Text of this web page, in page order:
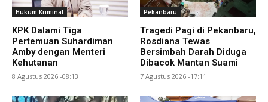
Hukum Kriminal
KPK Dalami Tiga
Pertemuan Suhardiman
Amby dengan Menteri
Kehutanan
8 Agustus 2026 -08:13
Pekanbaru
Tragedi Pagi di Pekanbaru,
Rosdiana Tewas
Bersimbah Darah Diduga
Dibacok Mantan Suami
7 Agustus 2026 -17:11